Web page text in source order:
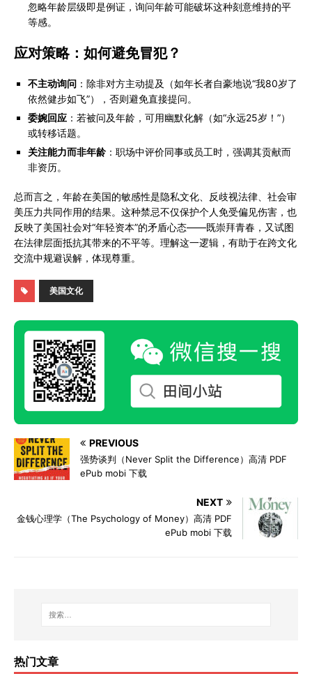
忽略年龄层级即是例证，询问年龄可能破坏这种刻意维持的平
等感。
应对策略：如何避免冒犯？
不主动询问 ：除非对方主动提及（如年长者自豪地说“我80岁了
依然健步如飞”），否则避免直接提问。
委婉回应 ：若被问及年龄，可用幽默化解（如“永远25岁！”）
或转移话题。
关注能力而非年龄：职场中评价同事或员工时，强调其贡献而
非资历。
总而言之，年龄在美国的敏感性是隐私文化、反歧视法律、社会审
美压力共同作用的结果。这种禁忌不仅保护个人免受偏见伤害，也
反映了美国社会对“年轻资本”的矛盾心态——既崇拜青春，又试图
在法律层面抵抗其带来的不平等。理解这一逻辑，有助于在跨文化
交流中规避误解，体现尊重。
美国文化
PREVIOUS
强势谈判（Never Split the Difference）高清 PDF
ePub mobi 下载
NEXT
金钱心理学（The Psychology of Money）高清 PDF
ePub mobi 下载
热门文章